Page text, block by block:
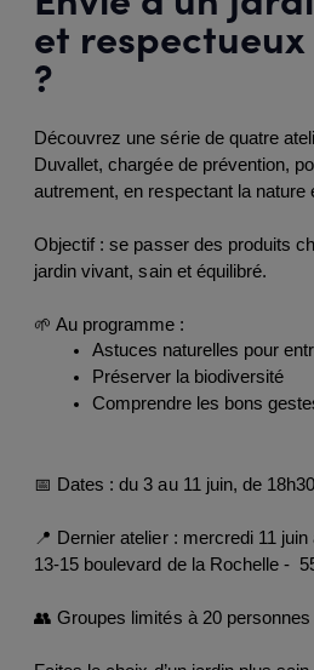
et
?
Découvrez une série de quatre
Duvallet, chargée de prévention,
autrement, en respectant la nature
Objectif : se passer des produits
jardin vivant, sain et équilibré.
🌱 Au programme :
Astuces naturelles pour
Préserver la biodiversité
Comprendre les bons
📅 Dates : du 3 au 11 juin, de
📍 Dernier atelier : mercredi 11
13-15 boulevard de la Rochelle -
👥 Groupes limités à 20 personnes